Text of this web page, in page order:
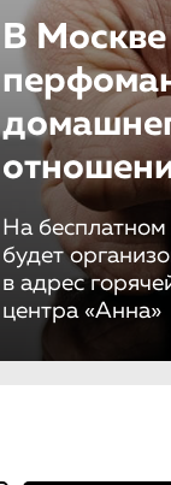
В
На
будет
в адрес
центра «Анна»